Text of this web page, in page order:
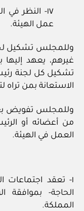
١٧- النظر في
عمل الهيئة.
وللمجلس تشكيل
غيرهم، يعهد
تشكيل كل لجنة
الاستعانة بمن تراه
وللمجلس تفويض
من أعضائه أو
العمل في الهيئة.
١- تعقد اجتماعات
الحاجة-
المملكة.